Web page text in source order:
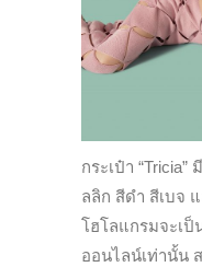
กระเป๋า
ลลิก สีดำ สีเบจ
โฮโลแกรมจะเป็
ออนไลน์เท่านั้น